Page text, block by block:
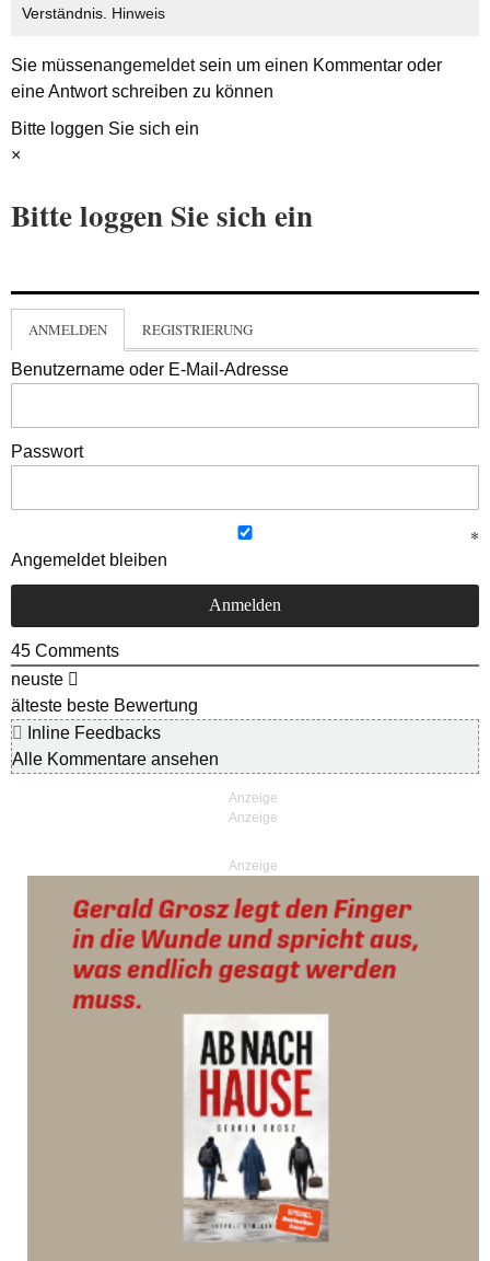
Verständnis. Hinweis
Sie müssenangemeldetsein um einen Kommentar oder
eine Antwort schreiben zu können
Bitte loggen Sie sich ein
×
Bitte loggen Sie sich ein
ANMELDEN REGISTRIERUNG
Benutzername oder E-Mail-Adresse
Passwort
Angemeldet bleiben
45 Comments
neuste
älteste beste Bewertung
Inline Feedbacks
Alle Kommentare ansehen
Anzeige